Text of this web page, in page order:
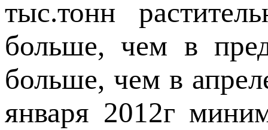
тыс.тонн
больше, чем в
больше, чем в
января 2012г